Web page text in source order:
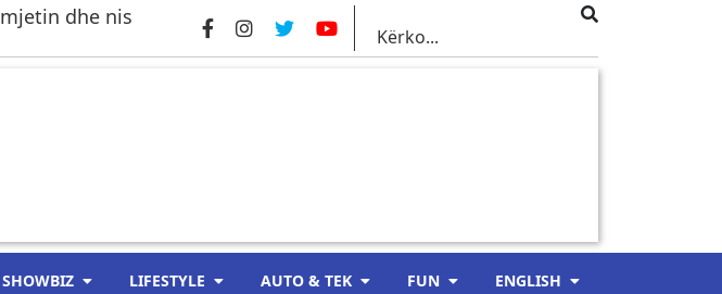
dhe nis
SHOWBIZ LIFESTYLE AUTO & TEK FUN ENGLISH